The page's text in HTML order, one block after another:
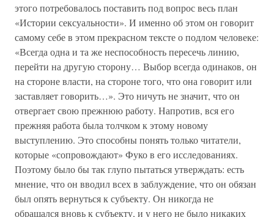
этого потребовалось поставить под вопрос весь план
«Истории сексуальности». И именно об этом он говорит
самому себе в этом прекрасном тексте о подлом человеке:
«Всегда одна и та же неспособность пересечь линию,
перейти на другую сторону… Выбор всегда одинаков, он
на стороне власти, на стороне того, что она говорит или
заставляет говорить…». Это ничуть не значит, что он
отвергает свою прежнюю работу. Напротив, вся его
прежняя работа была толчком к этому новому
выступлению. Это способны понять только читатели,
которые «сопровождают» Фуко в его исследованиях.
Поэтому было бы так глупо пытаться утверждать: есть
мнение, что он вводил всех в заблуждение, что он обязан
был опять вернуться к субъекту. Он никогда не
обращался вновь к субъекту, и у него не было никаких